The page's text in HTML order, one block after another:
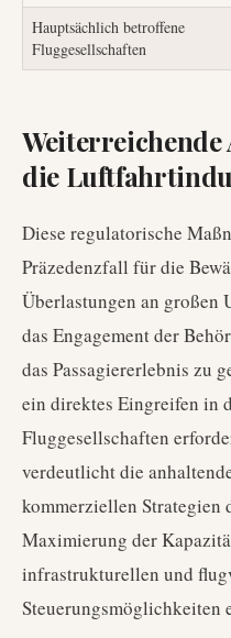
Hauptsächlich betroffene
Fluggesellschaften
die
Diese regulatorische
Präzedenzfall für die
Überlastungen an großen
das Engagement der
das Passagiererlebnis zu
ein direktes Eingreifen in
Fluggesellschaften
verdeutlicht die
kommerziellen Strategien
Maximierung der
infrastrukturellen und
Steuerungsmöglichkeiten